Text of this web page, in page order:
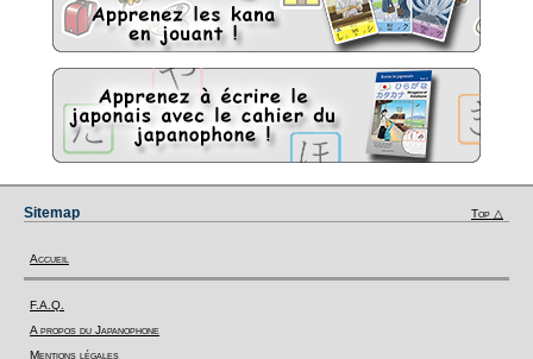
Sitemap Top △
Accueil
F.A.Q.
A propos du Japanophone
Mentions légales